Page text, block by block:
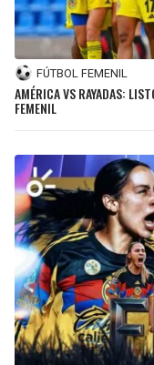
FÚTBOL FEMENIL
AMÉRICA VS RAYADAS:
FEMENIL